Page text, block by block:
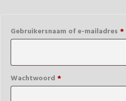
Gebruikersnaam of e-mailadres *
Wachtwoord *Verplicht